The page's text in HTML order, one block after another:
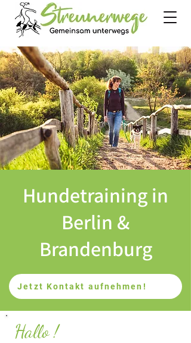
Hundetraining in
Berlin &
Brandenburg
Jetzt Kontakt aufnehmen!
Hallo !